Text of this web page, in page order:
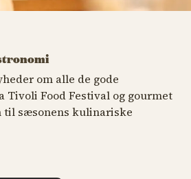
om alle de gode
Tivoli Food Festival og gourmet
til sæsonens kulinariske